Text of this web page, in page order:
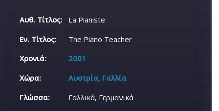
Αυθ. Τίτλος:
La Pianiste
Εν. Τίτλος:
The Piano Teacher
Χρονιά:
2001
Χώρα:
Αυστρία, Γαλλία
Γλώσσα:
Γαλλικά, Γερμανικά